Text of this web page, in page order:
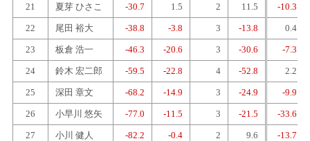
21 夏芽 ひさこ -30.7 1.5 2 11.5 -10.3
22 尾田 裕大 -38.8 -3.8 3 -13.8 0.4
23 板倉 浩一 -46.3 -20.6 3 -30.6 -7.3
24 鈴木 宏二郎 -59.5 -22.8 4 -52.8 2.2
25 深田 章文 -68.2 -14.9 3 -24.9 -9.9
26 小早川 悠矢 -77.0 -11.5 3 -21.5 -33.6
27 小川 健人 -82.2 -0.4 2 9.6 -13.7